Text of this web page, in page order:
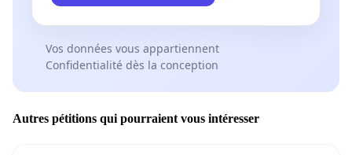
Vos données vous appartiennent
Confidentialité dès la conception
Autres pétitions qui pourraient vous intéresser